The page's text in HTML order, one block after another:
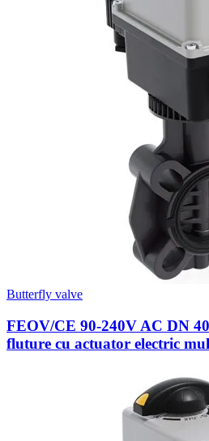
Butterfly valve
FEOV/CE 90-240V AC DN
fluture cu actuator electric